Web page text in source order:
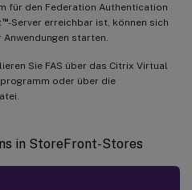
für den Federation Authentication
™-Server erreichbar ist, können sich
starten.
Sie FAS über das Citrix Virtual
oder über die
in StoreFront-Stores